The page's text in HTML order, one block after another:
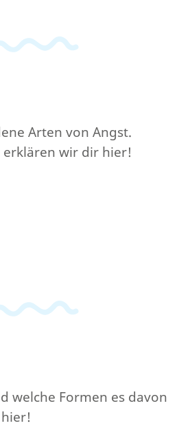
Arten von Angst.
erklären wir dir hier!
welche Formen es davon